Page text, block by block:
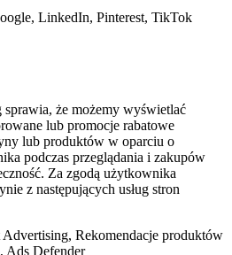
LinkedIn, Pinterest, TikTok
sprawia, że możemy wyświetlać
lub promocje rabatowe
lub produktów w oparciu o
podczas przeglądania i zakupów
Za zgodą użytkownika
z następujących usług stron
Rekomendacje produktów
Ads Defender